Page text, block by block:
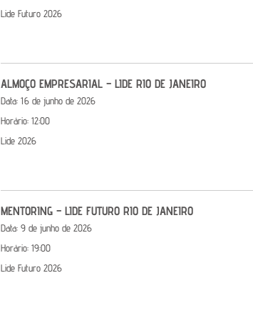
Lide Futuro 2026
ALMOÇO EMPRESARIAL – LIDE RIO DE JANEIRO
Data:16 de junho de 2026
Horário:12:00
Lide 2026
MENTORING – LIDE FUTURO RIO DE JANEIRO
Data:9 de junho de 2026
Horário:19:00
Lide Futuro 2026